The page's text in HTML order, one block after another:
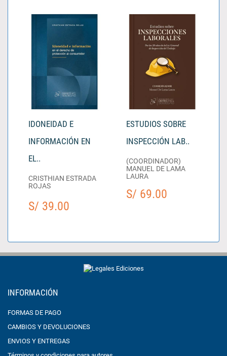
IDONEIDAD E
INFORMACIÓN EN
EL..
CRISTHIAN ESTRADA
ROJAS
S/ 39.00
ESTUDIOS SOBRE
INSPECCIÓN LAB..
(COORDINADOR)
MANUEL DE LAMA
LAURA
S/ 69.00
INFORMACIÓN
FORMAS DE PAGO
CAMBIOS Y DEVOLUCIONES
ENVIOS Y ENTREGAS